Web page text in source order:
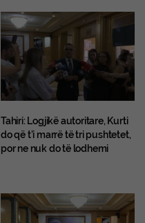
Tahiri: Logjikë autoritare, Kurti
do që t’i marrë të tri pushtetet,
por ne nuk do të lodhemi